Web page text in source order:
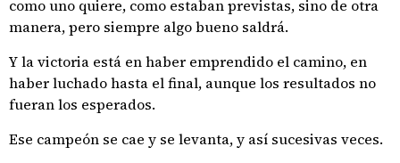
como uno quiere, como estaban previstas, sino de otra
manera, pero siempre algo bueno saldrá.
Y la victoria está en haber emprendido el camino, en
haber luchado hasta el final, aunque los resultados no
fueran los esperados.
Ese campeón se cae y se levanta, y así sucesivas veces.